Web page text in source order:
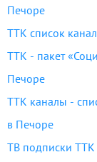
Печоре
ТТК список
ТТК - пакет
Печоре
ТТК каналы -
в Печоре
ТВ подписки ТТК